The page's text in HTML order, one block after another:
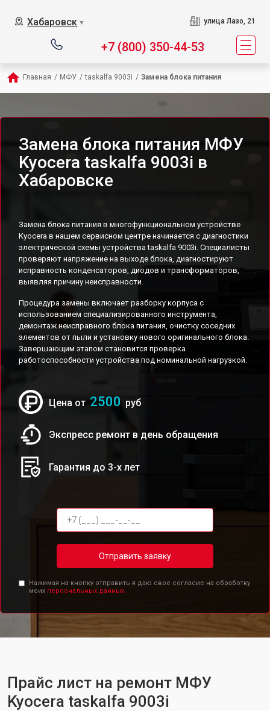
Хабаровск ▼ улица Лазо, 21
+7 (800) 350-44-53
Главная / МФУ / taskalfa 9003i / Замена блока питания
Замена блока питания МФУ
Kyocera taskalfa 9003i в
Хабаровске
Замена блока питания в многофункциональном устройстве
Kyocera в нашем сервисном центре начинается с диагностики
электрической схемы устройства taskalfa 9003i. Специалисты
проверяют напряжение на выходе блока, диагностируют
исправность конденсаторов, диодов и трансформаторов,
выявляя причину неисправности.
Процедура замены включает разборку корпуса с
использованием специализированного инструмента,
демонтаж неисправного блока питания, очистку соседних
элементов от пыли и установку нового оригинального блока.
Завершающим этапом становится проверка
работоспособности устройства под номинальной нагрузкой.
Цена от 2500 руб
Экспресс ремонт в день обращения
Гарантия до 3-х лет
Отправить заявку
Нажимая на кнопку отправить я даю свое согласие на обработку
моих персональных данных.
Прайс лист на ремонт МФУ
Kyocera taskalfa 9003i